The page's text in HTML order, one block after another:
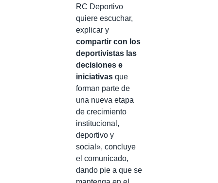
RC Deportivo
quiere escuchar,
explicar y
compartir con los
deportivistas las
decisiones e
iniciativas que
forman parte de
una nueva etapa
de crecimiento
institucional,
deportivo y
social», concluye
el comunicado,
dando pie a que se